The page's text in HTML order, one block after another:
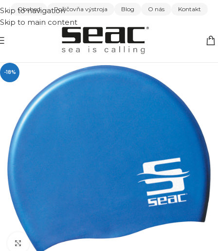
Skip to navigation
Skip to main content
Obchod Požičovňa výstroja Blog O nás Kontakt
-18%
Klikni pre zväčšenie